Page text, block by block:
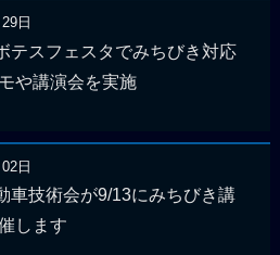
日
テスフェスタでみちびき対応
や講演会を実施
日
車技術会が9/13にみちびき講
します